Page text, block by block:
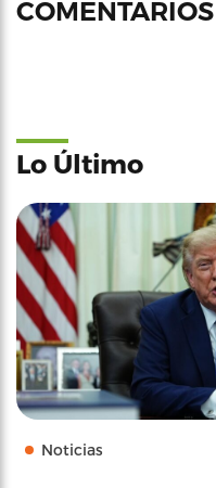
COMENTARIOS
Lo Último
Noticias